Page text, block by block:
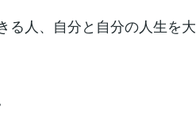
る人、自分と自分の人生を大